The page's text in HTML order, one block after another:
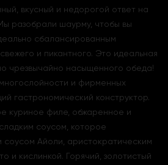
вкусный и недорогой ответ на
разобрали шаурму, чтобы вы
сбалансированным
и пикантного. Это идеальная
чрезвычайно насыщенного обеда!
и фирменных
гастрономический конструктор.
куриное филе, обжаренное и
соусом, которое
соусом Айоли, аристократическим
и кислинкой. Горячий, золотистый